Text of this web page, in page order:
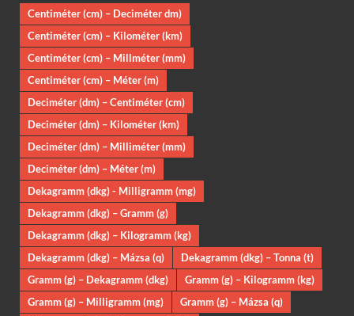
Centiméter (cm) – Deciméter dm)
Centiméter (cm) – Kilométer (km)
Centiméter (cm) – Millméter (mm)
Centiméter (cm) – Méter (m)
Deciméter (dm) – Centiméter (cm)
Deciméter (dm) – Kilométer (km)
Deciméter (dm) – Milliméter (mm)
Deciméter (dm) – Méter (m)
Dekagramm (dkg) - Milligramm (mg)
Dekagramm (dkg) – Gramm (g)
Dekagramm (dkg) – Kilogramm (kg)
Dekagramm (dkg) – Mázsa (q)
Dekagramm (dkg) – Tonna (t)
Gramm (g) – Dekagramm (dkg)
Gramm (g) – Kilogramm (kg)
Gramm (g) – Milligramm (mg)
Gramm (g) – Mázsa (q)